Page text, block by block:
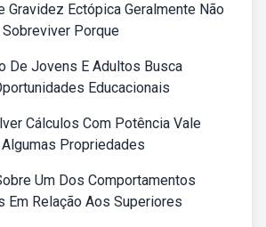
Gravidez Ectópica Geralmente Não
Porque
De Jovens E Adultos Busca
Educacionais
Cálculos Com Potência Vale
Propriedades
Um Dos Comportamentos
Em Relação Aos Superiores